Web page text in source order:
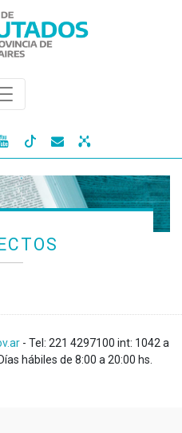
 
- Tel: 221 4297100 int: 1042 a
hábiles de 8:00 a 20:00 hs.